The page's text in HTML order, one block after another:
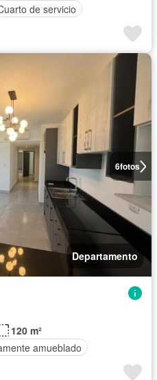
de servicio
6fotos
Departamento
120 m²
amueblado